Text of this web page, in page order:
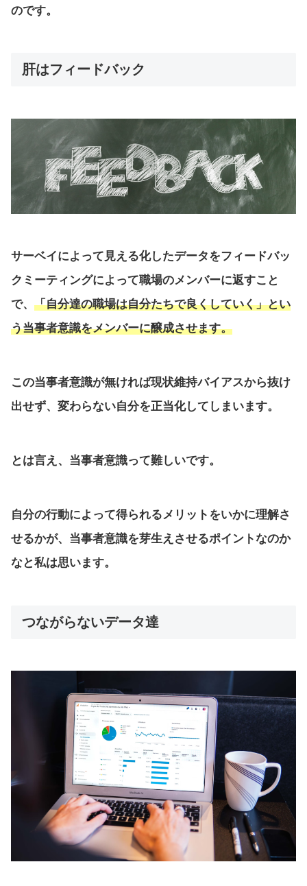
のです。
肝はフィードバック
サーベイによって見える化したデータをフィードバッ
クミーティングによって職場のメンバーに返すこと
で、 「自分達の職場は自分たちで良くしていく」とい
う当事者意識をメンバーに醸成させます。
この当事者意識が無ければ現状維持バイアスから抜け
出せず、変わらない自分を正当化してしまいます。
とは言え、当事者意識って難しいです。
自分の行動によって得られるメリットをいかに理解さ
せるかが、当事者意識を芽生えさせるポイントなのか
なと私は思います。
つながらないデータ達